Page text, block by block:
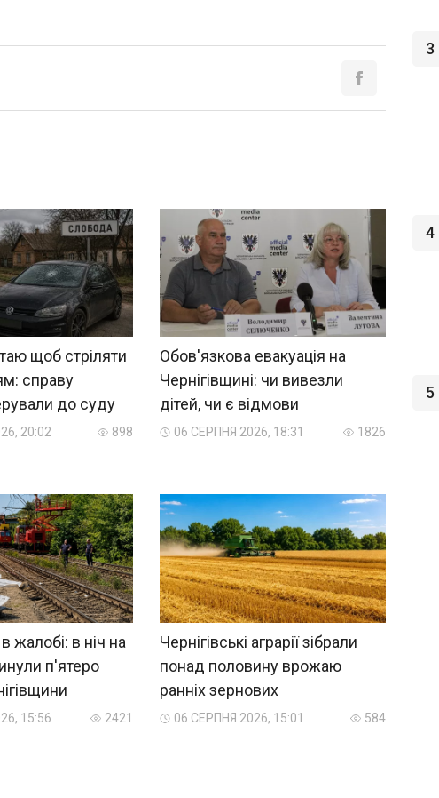
щоб стріляти
справу
до суду
20:02 898
Обов'язкова евакуація на
Чернігівщині: чи вивезли
дітей, чи є відмови
06 СЕРПНЯ 2026, 18:31 1826
жалобі: в ніч на
п'ятеро
15:56 2421
Чернігівські аграрії зібрали
понад половину врожаю
ранніх зернових
06 СЕРПНЯ 2026, 15:01 584
3
4
5